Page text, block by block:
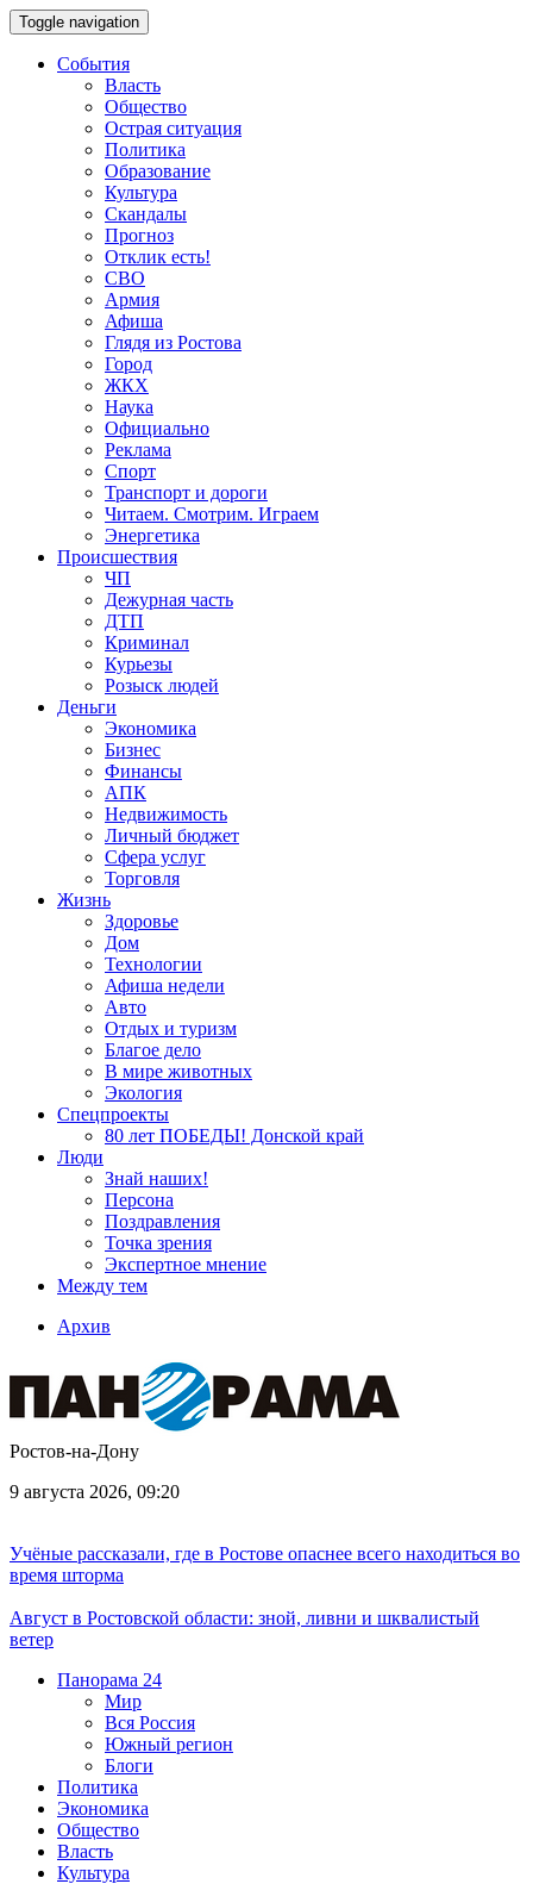
Toggle navigation
События
Власть
Общество
Острая ситуация
Политика
Образование
Культура
Скандалы
Прогноз
Отклик есть!
СВО
Армия
Афиша
Глядя из Ростова
Город
ЖКХ
Наука
Официально
Реклама
Спорт
Транспорт и дороги
Читаем. Смотрим. Играем
Энергетика
Происшествия
ЧП
Дежурная часть
ДТП
Криминал
Курьезы
Розыск людей
Деньги
Экономика
Бизнес
Финансы
АПК
Недвижимость
Личный бюджет
Сфера услуг
Торговля
Жизнь
Здоровье
Дом
Технологии
Афиша недели
Авто
Отдых и туризм
Благое дело
В мире животных
Экология
Спецпроекты
80 лет ПОБЕДЫ! Донской край
Люди
Знай наших!
Персона
Поздравления
Точка зрения
Экспертное мнение
Между тем
Архив
Ростов-на-Дону
9 августа 2026, 09:20
Учёные рассказали, где в Ростове опаснее всего находиться во
время шторма
Август в Ростовской области: зной, ливни и шквалистый
ветер
Панорама 24
Мир
Вся Россия
Южный регион
Блоги
Политика
Экономика
Общество
Власть
Культура